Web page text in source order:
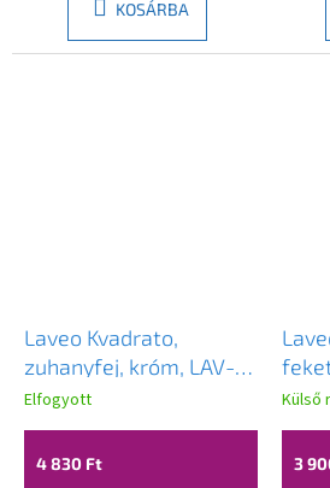
KOSÁRBA
Laveo Kvadrato,
zuhanyfej, króm, LAV-
NLQ_0SAD
Elfogyott
4 830 Ft
Külső
3